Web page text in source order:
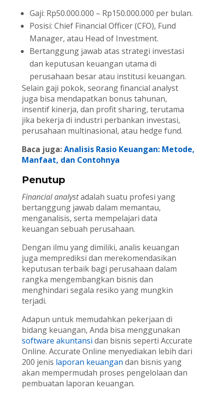
Gaji: Rp50.000.000 – Rp150.000.000 per bulan.
Posisi: Chief Financial Officer (CFO), Fund
Manager, atau Head of Investment.
Bertanggung jawab atas strategi investasi
dan keputusan keuangan utama di
perusahaan besar atau institusi keuangan.
Selain gaji pokok, seorang financial analyst
juga bisa mendapatkan bonus tahunan,
insentif kinerja, dan profit sharing, terutama
jika bekerja di industri perbankan investasi,
perusahaan multinasional, atau hedge fund.
Baca juga:Analisis Rasio Keuangan: Metode,
Manfaat, dan Contohnya
Penutup
Financial analystadalah suatu profesi yang
bertanggung jawab dalam memantau,
menganalisis, serta mempelajari data
keuangan sebuah perusahaan.
Dengan ilmu yang dimiliki, analis keuangan
juga memprediksi dan merekomendasikan
keputusan terbaik bagi perusahaan dalam
rangka mengembangkan bisnis dan
menghindari segala resiko yang mungkin
terjadi.
Adapun untuk memudahkan pekerjaan di
bidang keuangan, Anda bisa menggunakan
software akuntansi dan bisnis seperti Accurate
Online. Accurate Online menyediakan lebih dari
200 jenis laporan keuangan dan bisnis yang
akan mempermudah proses pengelolaan dan
pembuatan laporan keuangan.